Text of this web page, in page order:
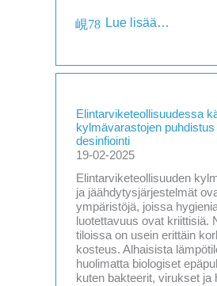
Lue lisää…
Elintarviketeollisuudessa
kylmävarastojen puhdistus
desinfiointi
19-02-2025
Elintarviketeollisuuden
ja jäähdytysjärjestelmät
ympäristöjä, joissa
luotettavuus ovat kriittisiä.
tiloissa on usein erittäin
kosteus. Alhaisista
huolimatta biologiset
kuten bakteerit, virukset ja